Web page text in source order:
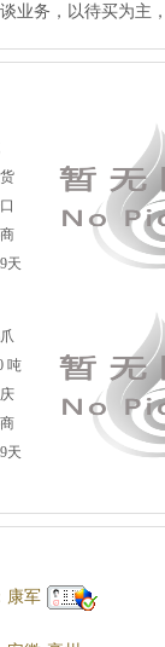
业务，以待买为主
天
吨
天
康军